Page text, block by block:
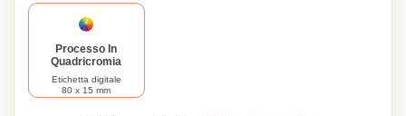
Processo In
Quadricromia
Etichetta digitale
80 x 15 mm